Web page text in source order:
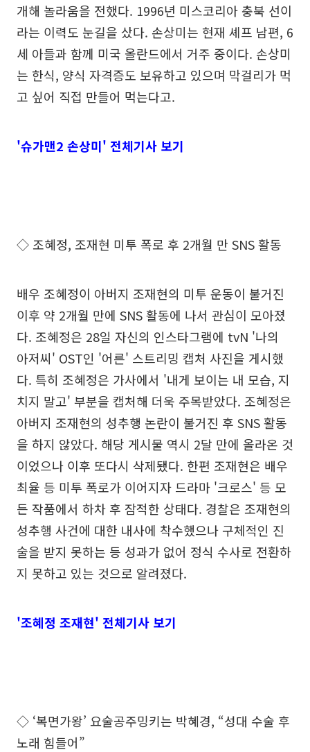
개해 놀라움을 전했다. 1996년 미스코리아 충북 선이
라는 이력도 눈길을 샀다. 손상미는 현재 셰프 남편, 6
세 아들과 함께 미국 올란드에서 거주 중이다. 손상미
는 한식, 양식 자격증도 보유하고 있으며 막걸리가 먹
고 싶어 직접 만들어 먹는다고.
'슈가맨2 손상미' 전체기사 보기
◇ 조혜정, 조재현 미투 폭로 후 2개월 만 SNS 활동
배우 조혜정이 아버지 조재현의 미투 운동이 불거진
이후 약 2개월 만에 SNS 활동에 나서 관심이 모아졌
다. 조혜정은 28일 자신의 인스타그램에 tvN '나의
아저씨' OST인 '어른' 스트리밍 캡처 사진을 게시했
다. 특히 조혜정은 가사에서 '내게 보이는 내 모습, 지
치지 말고' 부분을 캡처해 더욱 주목받았다. 조혜정은
아버지 조재현의 성추행 논란이 불거진 후 SNS 활동
을 하지 않았다. 해당 게시물 역시 2달 만에 올라온 것
이었으나 이후 또다시 삭제됐다. 한편 조재현은 배우
최율 등 미투 폭로가 이어지자 드라마 '크로스' 등 모
든 작품에서 하차 후 잠적한 상태다. 경찰은 조재현의
성추행 사건에 대한 내사에 착수했으나 구체적인 진
술을 받지 못하는 등 성과가 없어 정식 수사로 전환하
지 못하고 있는 것으로 알려졌다.
'조혜정 조재현' 전체기사 보기
◇ ‘복면가왕’ 요술공주밍키는 박혜경, “성대 수술 후
노래 힘들어”